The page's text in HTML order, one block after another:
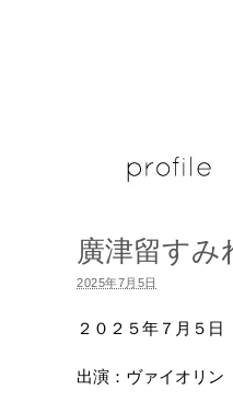
廣津留す
2025年7月5日
２０２５年７月５日
出演：ヴァイオリ